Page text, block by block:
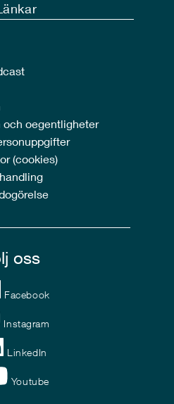
och oegentligheter
(cookies)
oss
Facebook
Instagram
LinkedIn
Youtube